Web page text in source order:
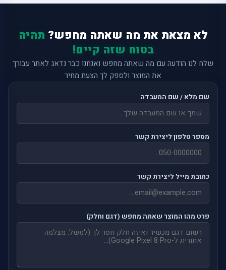
לא מצאת את מה שאתה מחפש? תהיה
בטוח שזה קיים!
שלח לנו הודעה עם מה שאתה מחפש ואנחנו כבר נדאג לאתר עבורך
את המוצר ולספק לך הצעת מחיר
שם מלא / שם המעבדה
מספר טלפון ליצירת קשר
כתובת מייל ליצירת קשר
פרט מהו המוצר שאתה מחפש (דגם וחלק)